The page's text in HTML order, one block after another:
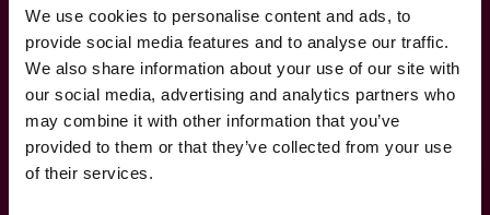
We use cookies to personalise content and ads, to
provide social media features and to analyse our traffic.
We also share information about your use of our site with
our social media, advertising and analytics partners who
may combine it with other information that you’ve
provided to them or that they’ve collected from your use
of their services.
通过强化您的银行关系，您
也在强化企业的未来。
+852 2319 4705